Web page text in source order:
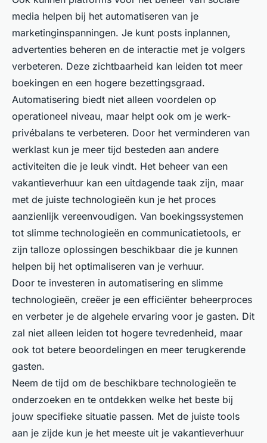
media helpen bij het automatiseren van je
marketinginspanningen. Je kunt posts inplannen,
advertenties beheren en de interactie met je volgers
verbeteren. Deze zichtbaarheid kan leiden tot meer
boekingen en een hogere bezettingsgraad.
Automatisering biedt niet alleen voordelen op
operationeel niveau, maar helpt ook om je werk-
privébalans te verbeteren. Door het verminderen van
werklast kun je meer tijd besteden aan andere
activiteiten die je leuk vindt. Het beheer van een
vakantieverhuur kan een uitdagende taak zijn, maar
met de juiste technologieën kun je het proces
aanzienlijk vereenvoudigen. Van boekingssystemen
tot slimme technologieën en communicatietools, er
zijn talloze oplossingen beschikbaar die je kunnen
helpen bij het optimaliseren van je verhuur.
Door te investeren in automatisering en slimme
technologieën, creëer je een efficiënter beheerproces
en verbeter je de algehele ervaring voor je gasten. Dit
zal niet alleen leiden tot hogere tevredenheid, maar
ook tot betere beoordelingen en meer terugkerende
gasten.
Neem de tijd om de beschikbare technologieën te
onderzoeken en te ontdekken welke het beste bij
jouw specifieke situatie passen. Met de juiste tools
aan je zijde kun je het meeste uit je vakantieverhuur